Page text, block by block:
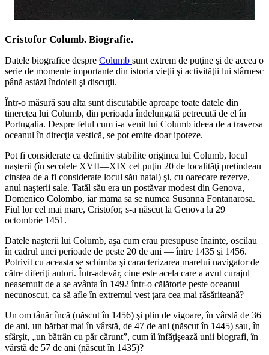
Cristofor Columb. Biografie.
Datele biografice despre Columb sunt extrem de puţine şi de aceea o
serie de momente importante din istoria vieţii şi activităţii lui stârnesc
până astăzi îndoieli şi discuţii.
Într-o măsură sau alta sunt discutabile aproape toate datele din
tinereţea lui Columb, din perioada îndelungată petrecută de el în
Portugalia. Despre felul cum i-a venit lui Columb ideea de a traversa
oceanul în direcţia vestică, se pot emite doar ipoteze.
Pot fi considerate ca definitiv stabilite originea lui Columb, locul
naşterii (în secolele XVII—XIX cel puţin 20 de localităţi pretindeau
cinstea de a fi considerate locul său natal) şi, cu oarecare rezerve,
anul naşterii sale. Tatăl său era un postăvar modest din Genova,
Domenico Colombo, iar mama sa se numea Susanna Fontanarosa.
Fiul lor cel mai mare, Cristofor, s-a născut la Genova la 29
octombrie 1451.
Datele naşterii lui Columb, aşa cum erau presupuse înainte, oscilau
în cadrul unei perioade de peste 20 de ani — între 1435 şi 1456.
Potrivit cu aceasta se schimba şi caracterizarea marelui navigator de
către diferiţi autori. Într-adevăr, cine este acela care a avut curajul
neasemuit de a se avânta în 1492 într-o călătorie peste oceanul
necunoscut, ca să afle în extremul vest ţara cea mai răsăriteană?
Un om tânăr încă (născut în 1456) şi plin de vigoare, în vârstă de 36
de ani, un bărbat mai în vârstă, de 47 de ani (născut în 1445) sau, în
sfârşit, „un bătrân cu păr cărunt”, cum îl înfăţişează unii biografi, în
vârstă de 57 de ani (născut în 1435)?